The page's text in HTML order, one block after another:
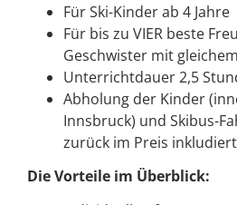
Für Ski-Kinder ab 4 Jahre
Für bis zu VIER beste
Geschwister mit
Unterrichtdauer 2,5
Abholung der Kinder
Innsbruck) und Skibus-
zurück im Preis inkludiert
Die Vorteile im Überblick: